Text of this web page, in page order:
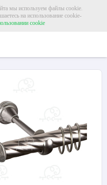
мы используем файлы cookie.
на использование cookie-
cookie
«Шар узор» Ø25К